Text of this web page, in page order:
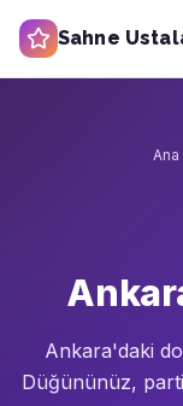
Sahne
Ana
Ankara'daki
Düğününüz,